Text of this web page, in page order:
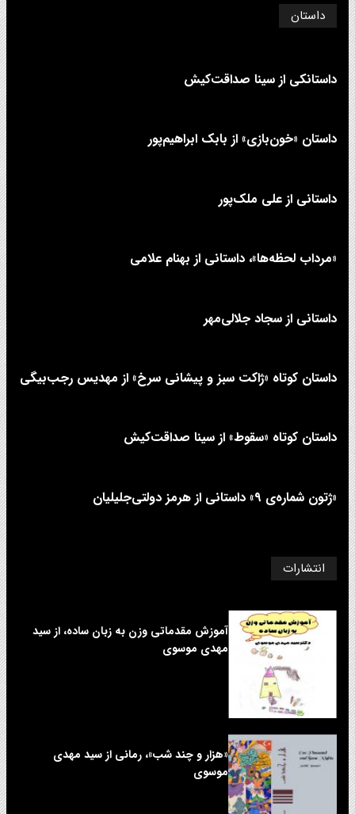
داستان
داستانکی از سینا صداقت‌کیش
داستان «خون‌بازی» از بابک ابراهیم‌پور
داستانی از علی‌ ملک‌پور
«مرداب لحظه‌ها»، داستانی از بهنام علامی
داستانی از سجاد جلالی‌مهر
داستان کوتاه «ژاکت سبز و پیشانی سرخ» از مهدیس رجب‌بیگی
داستان کوتاه «سقوط» از سینا صداقت‌کیش
«ژتون شماره‌ی ۹» داستانی از هرمز دولتی‌جلیلیان
انتشارات
آموزش مقدماتی وزن به زبان ساده، از سید
مهدی موسوی
«هزار و چند شب»، رمانی از سید مهدی
موسوی